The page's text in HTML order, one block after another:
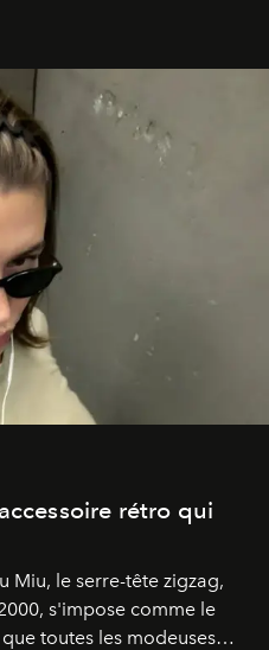
rétro qui
Miu, le serre-tête zigzag,
s'impose comme le
toutes les modeuses